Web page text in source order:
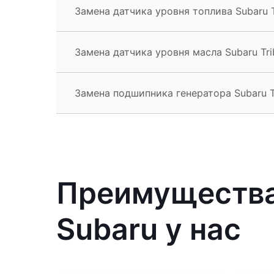
Замена датчика уровня топлива Subaru
Замена датчика уровня масла Subaru
Замена подшипника генератора Subaru
Subaru у нас